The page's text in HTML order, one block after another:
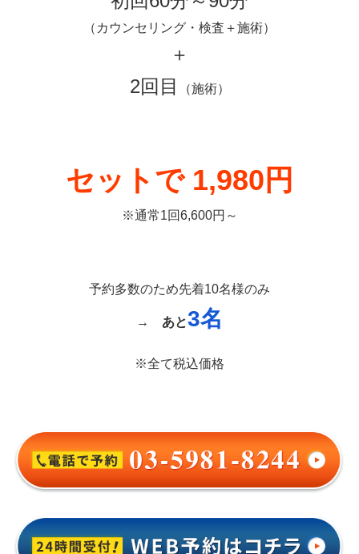
（カウンセリング・検査＋施術）
＋
2回目
（施術）
セットで 1,980円
※通常1回6,600円～
予約多数のため先着10名様のみ
→ あと3名
※全て税込価格